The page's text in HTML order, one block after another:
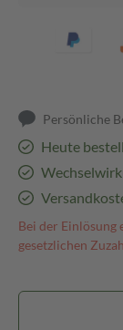
Persönliche
Heute
Bei der Einlösung
gesetzlichen